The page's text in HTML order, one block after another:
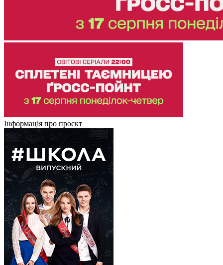
Інформація про проєкт